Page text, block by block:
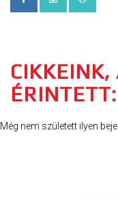
Még nem született ilyen